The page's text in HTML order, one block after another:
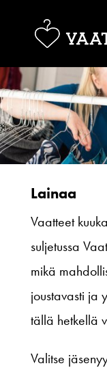
Lainaa
Vaatteet
suljetussa
mikä
joustavasti ja
tällä hetkellä
Valitse